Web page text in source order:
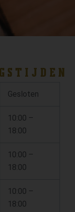
Gesloten
10:00 –
18:00
10:00 –
18:00
10:00 –
18:00